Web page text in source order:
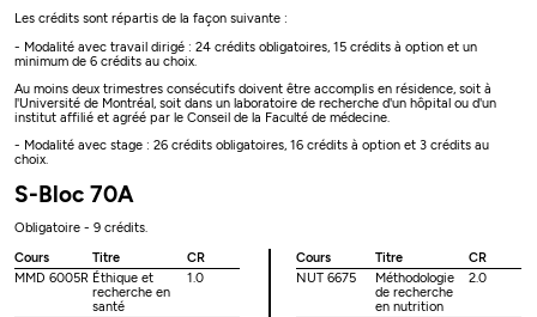
Les crédits sont répartis de la façon suivante :
- Modalité avec travail dirigé : 24 crédits obligatoires, 15 crédits à option et un
minimum de 6 crédits au choix.
Au moins deux trimestres consécutifs doivent être accomplis en résidence, soit à
l'Université de Montréal, soit dans un laboratoire de recherche d'un hôpital ou d'un
institut affilié et agréé par le Conseil de la Faculté de médecine.
- Modalité avec stage : 26 crédits obligatoires, 16 crédits à option et 3 crédits au
choix.
S-Bloc 70A
Obligatoire - 9 crédits.
Cours
Titre
CR
MMD 6005R Éthique et
recherche en
santé
1.0
Cours Titre
CR
NUT 6675
Méthodologie
de recherche
en nutrition
2.0